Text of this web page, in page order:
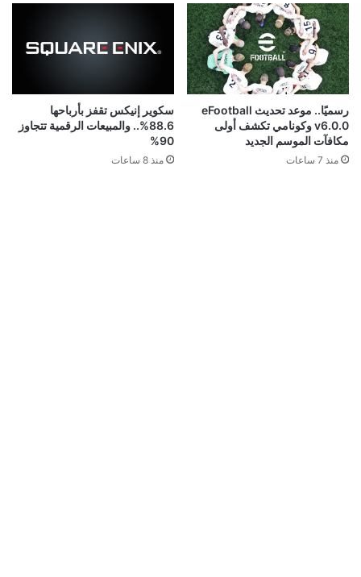
رسميًا.. موعد تحديث eFootball
v6.0.0 وكونامي تكشف أولى
مكافآت الموسم الجديد
منذ 7 ساعات
سكوير إنيكس تقفز بأرباحها
88.6%.. والمبيعات الرقمية تتجاوز
90%
منذ 8 ساعات